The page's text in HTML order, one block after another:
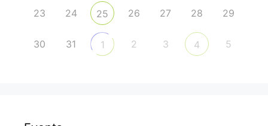
23 24 25 26 27 28 29
30 31 1 2 3 4 5